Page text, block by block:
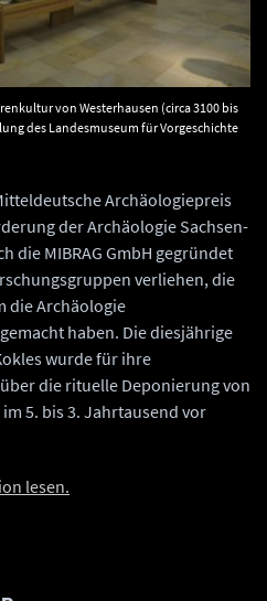
von Westerhausen (circa 3100 bis
des Landesmuseum für Vorgeschichte
Archäologiepreis
der Archäologie Sachsen-
die MIBRAG GmbH gegründet
verliehen, die
die Archäologie
haben. Die diesjährige
wurde für ihre
die rituelle Deponierung von
5. bis 3. Jahrtausend vor
lesen.